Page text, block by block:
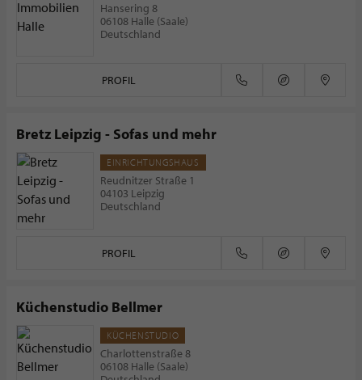
Hansering 8
06108 Halle (Saale)
Deutschland
PROFIL
Bretz Leipzig - Sofas und mehr
EINRICHTUNGSHAUS
Reudnitzer Straße 1
04103 Leipzig
Deutschland
PROFIL
Küchenstudio Bellmer
KÜCHENSTUDIO
Charlottenstraße 8
06108 Halle (Saale)